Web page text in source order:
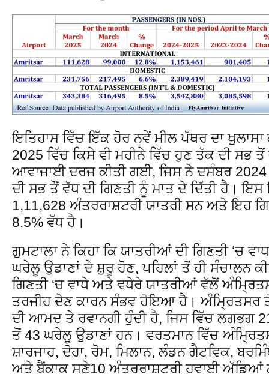
ਇਤਿਹਾਸ ਵਿੱਚ ਇੱਕ ਹੋਰ ਨਵੇਂ ਮੀਲ ਪੱਥਰ ਦਾ
2025 ਵਿੱਚ ਕਿਸੇ ਵੀ ਮਹੀਨੇ ਵਿੱਚ ਹੁਣ ਤੱਕ ਦੀ ਸਭ
ਆਵਾਜਾਈ ਦਰਜ ਕੀਤੀ ਗਈ, ਜਿਸ ਨੇ ਦਸੰਬਰ
ਦੀ ਸਭ ਤੌਂ ਵੱਧ ਦੀ ਗਿਣਤੀ ਨੂੰ ਮਾਤ ਦੇ ਦਿੱਤੀ ਹੈ।
1,11,628 ਅੰਤਰਰਾਸ਼ਟਰੀ ਯਾਤਰੀ ਸਨ ਅਤੇ ਇਹ
8.5% ਵੱਧ ਹੈ।
ਗੁਮਟਾਲਾ ਨੇ ਕਿਹਾ ਕਿ ਯਾਤਰੀਆਂ ਦੀ ਗਿਣਤੀ ‘ਚ
ਘਰੇਲੂ ਉਡਾਣਾਂ ਦੇ ਸ਼ੁਰੂ ਹੋਣ, ਪਹਿਲਾਂ ਤੋਂ ਹੀ ਸੰਚਾਲਨ
ਗਿਣਤੀ ‘ਚ ਵਾਧੇ ਅਤੇ ਵਧੇਰੇ ਯਾਤਰੀਆਂ ਵੱਲੋਂ
ਤਰਜੀਹ ਦੇਣ ਕਾਰਨ ਸੰਭਵ ਹੋਇਆ ਹੈ। ਅੰਮ੍ਰਿਤਸਰ
ਦੀ ਆਮਦ ਤੇ ਰਵਾਨਗੀ ਹੁੰਦੀ ਹੈ, ਜਿਸ ਵਿੱਚ ਲਗਭਗ
ਤੋਂ 43 ਘਰੇਲੂ ਉਡਾਣਾਂ ਹਨ। ਵਰਤਮਾਨ ਵਿੱਚ
ਸ਼ਾਰਜਾਹ, ਦੋਹਾ, ਰੋਮ, ਮਿਲਾਨ, ਲੰਡਨ ਗੈਟਵਿਕ,
ਅਤੇ ਬੈਂਕਾਕ ਸਣੇ10 ਅੰਤਰਰਾਸ਼ਟਰੀ ਹਵਾਈ